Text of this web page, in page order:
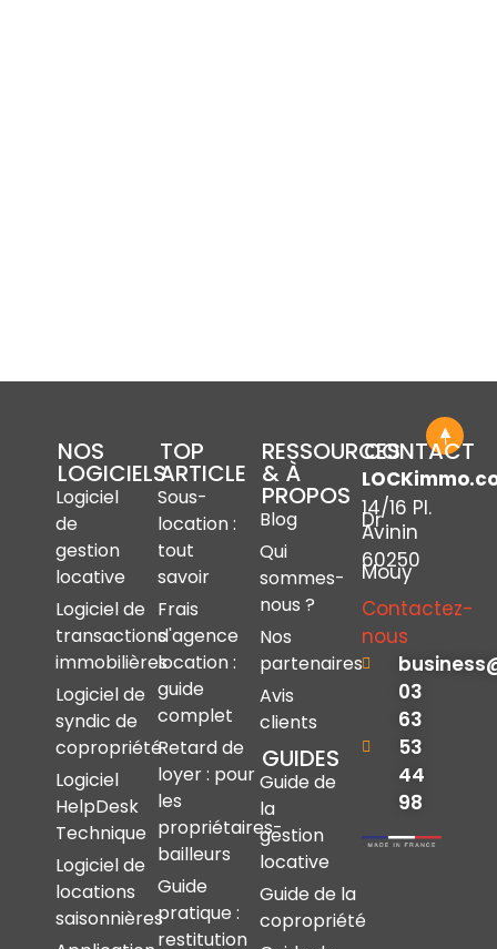
NOS
LOGICIELS
Logiciel
de
gestion
locative
Logiciel de
transactions
immobilières
Logiciel de
syndic de
copropriété
Logiciel
HelpDesk
Technique
Logiciel de
locations
saisonnières
TOP
ARTICLE
Sous-
location :
tout
savoir
Frais
d'agence
location :
guide
complet
Retard de
loyer : pour
les
propriétaires-
bailleurs
Guide
pratique :
restitution
RESSOURCES
& À
PROPOS
Blog
Qui
sommes-
nous ?
Nos
partenaires
Avis
clients
GUIDES
Guide de
la
gestion
locative
Guide de la
copropriété
CONTACT
14/16 Pl.
Dr
Avinin
60250
Mouy
Contactez-
nous
03
63
53
44
98